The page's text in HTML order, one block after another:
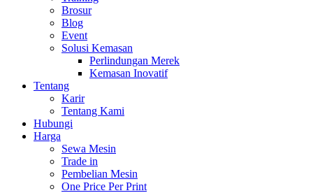
Brosur
Blog
Event
Solusi Kemasan
Perlindungan Merek
Kemasan Inovatif
Tentang
Karir
Tentang Kami
Hubungi
Harga
Sewa Mesin
Trade in
Pembelian Mesin
One Price Per Print